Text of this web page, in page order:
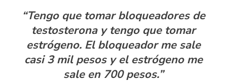
“Tengo que tomar bloqueadores de
testosterona y tengo que tomar
estrógeno. El bloqueador me sale
casi 3 mil pesos y el estrógeno me
sale en 700 pesos.”